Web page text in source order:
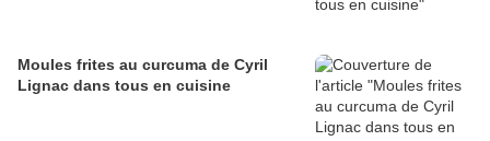
Moules frites au curcuma de Cyril
Lignac dans tous en cuisine